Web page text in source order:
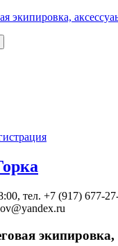
экипировка,
тел. +7 (917) 677-
экипировка,